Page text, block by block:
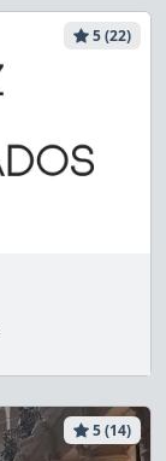
5 (22)
5 (14)